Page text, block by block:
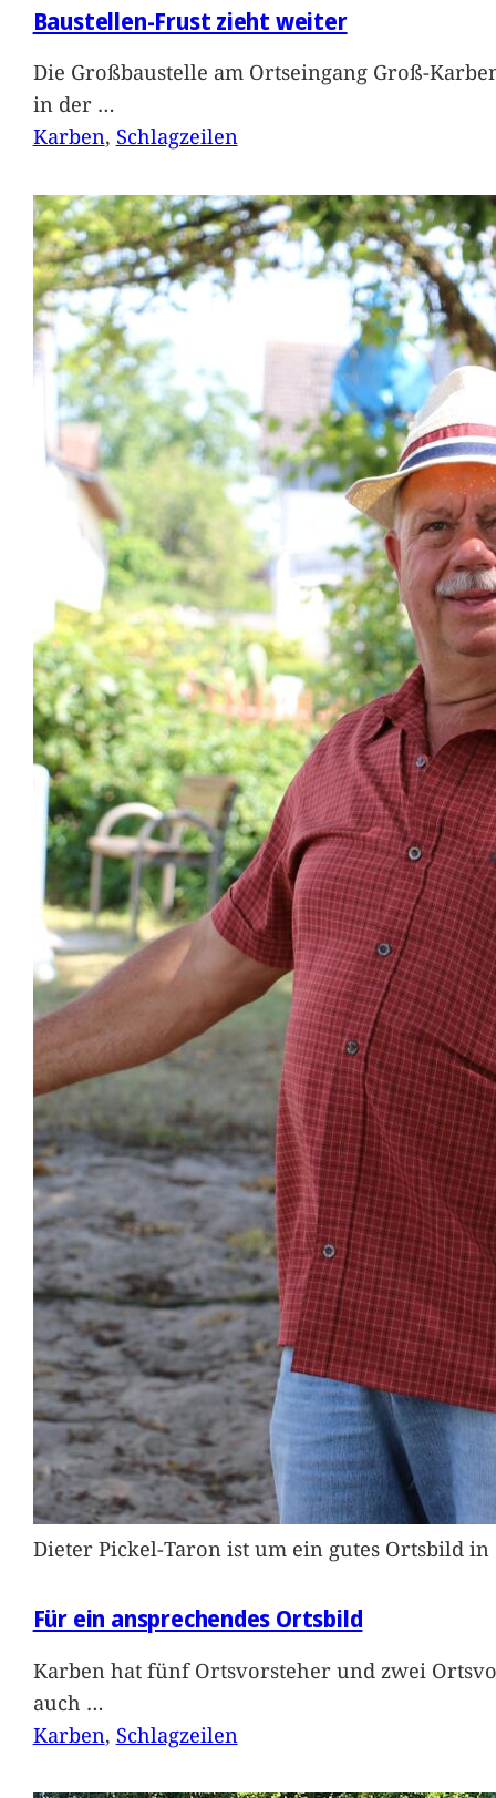
Baustellen-Frust zieht weiter
Die Großbaustelle am Ortseingang Groß-
in der …
Karben, Schlagzeilen
Dieter Pickel-Taron ist um ein gutes Ortsbild
Für ein ansprechendes Ortsbild
Karben hat fünf Ortsvorsteher und zwei
auch …
Karben, Schlagzeilen